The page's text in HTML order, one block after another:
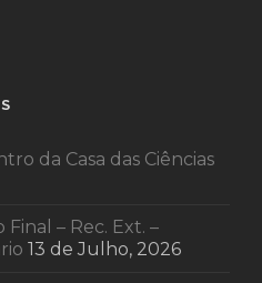
da Casa das Ciências
Final – Rec. Ext. –
13 de Julho, 2026